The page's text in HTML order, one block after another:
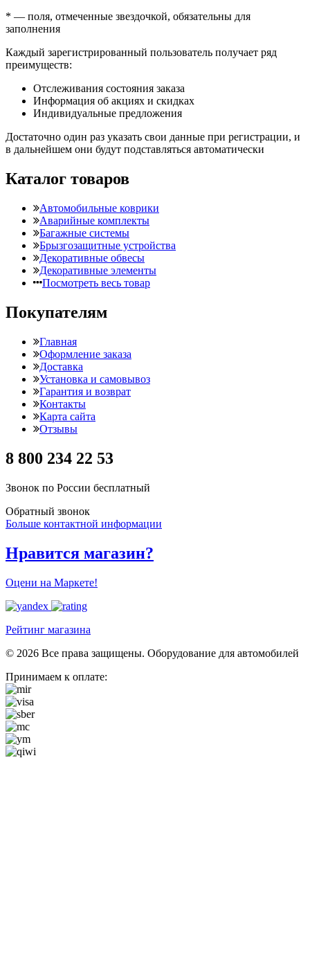
* — поля, отмеченные звездочкой, обязательны для
заполнения
Каждый зарегистрированный пользователь получает ряд
преимуществ:
Отслеживания состояния заказа
Информация об акциях и скидках
Индивидуальные предложения
Достаточно один раз указать свои данные при регистрации, и
в дальнейшем они будут подставляться автоматически
Каталог товаров
Автомобильные коврики
Аварийные комплекты
Багажные системы
Брызгозащитные устройства
Декоративные обвесы
Декоративные элементы
Посмотреть весь товар
Покупателям
Главная
Оформление заказа
Доставка
Установка и самовывоз
Гарантия и возврат
Контакты
Карта сайта
Отзывы
8 800 234 22 53
Звонок по России бесплатный
Обратный звонок
Больше контактной информации
Нравится магазин?
Оцени на Маркете!
Рейтинг магазина
© 2026 Все права защищены. Оборудование для автомобилей
Принимаем к оплате: